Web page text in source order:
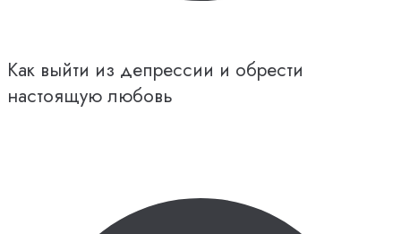
Как выйти из депрессии и обрести
настоящую любовь